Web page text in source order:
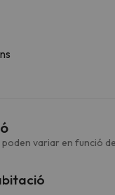
variar en funció